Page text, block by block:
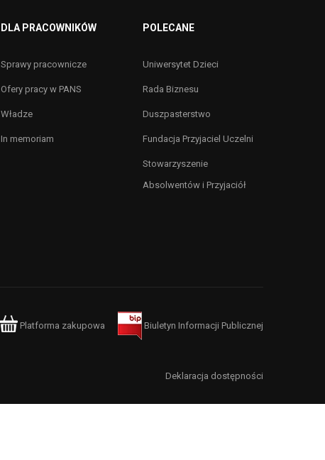
DLA PRACOWNIKÓW
Sprawy pracownicze
Ofery pracy w PANS
Władze
In memoriam
POLECANE
Uniwersytet Dzieci
Rada Biznesu
Duszpasterstwo
Fundacja Przyjaciel Uczelni
Stowarzyszenie
Absolwentów i Przyjaciół
Platforma zakupowa Biuletyn Informacji Publicznej
Deklaracja dostępności